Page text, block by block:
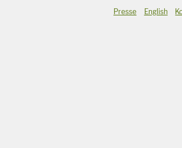
Presse English